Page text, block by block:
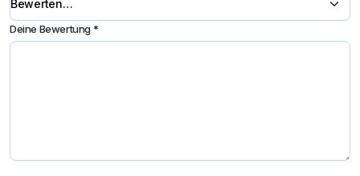
Deine Bewertung*